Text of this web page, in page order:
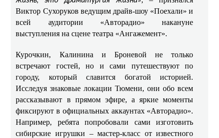
Виктор Сухоруков ведущим драйв-шоу «Поехали» и
всей аудитории «Авторадио» накануне
выступления на сцене театра «Ангажемент».
Курочкин, Калинина и Броневой не только
встречают гостей, но и сами путешествуют по
городу, который славится богатой историей.
Исследуя знаковые локации Тюмени, они обо всем
рассказывают в прямом эфире, а яркие моменты
фиксируют в официальных аккаунтах «Авторадио».
Например, ребята попробовали сами изготовить
сибирские игрушки – мастер-класс от известного